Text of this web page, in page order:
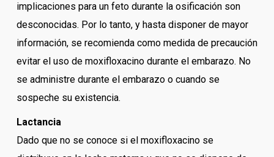
implicaciones para un feto durante la osificación son
desconocidas. Por lo tanto, y hasta disponer de mayor
información, se recomienda como medida de precaución
evitar el uso de moxifloxacino durante el embarazo. No
se administre durante el embarazo o cuando se
sospeche su existencia.
Lactancia
Dado que no se conoce si el moxifloxacino se